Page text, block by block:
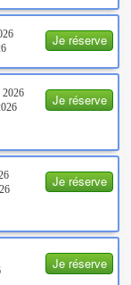
Je réserve
Je réserve
2026
Je réserve
Je réserve